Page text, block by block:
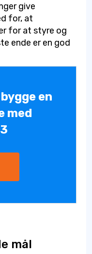
give
for, at
for at styre og
ende er en god
en
med
mål